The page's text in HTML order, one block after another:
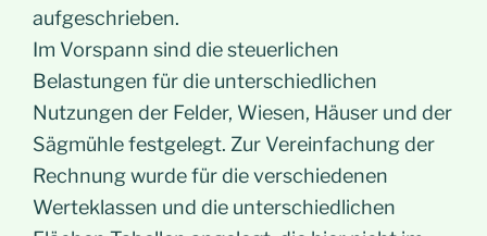
aufgeschrieben.
Im Vorspann sind die steuerlichen
Belastungen für die unterschiedlichen
Nutzungen der Felder, Wiesen, Häuser und der
Sägmühle festgelegt. Zur Vereinfachung der
Rechnung wurde für die verschiedenen
Werteklassen und die unterschiedlichen